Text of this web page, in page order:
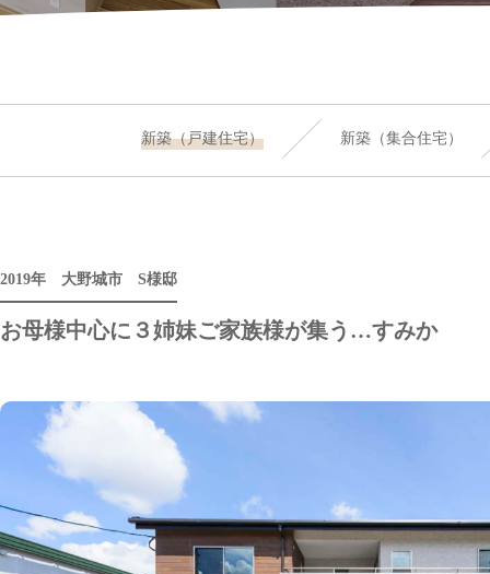
新築（戸建住宅） 新築（集合住宅）
2019年 大野城市 S様邸
お母様中心に３姉妹ご家族様が集う…すみか